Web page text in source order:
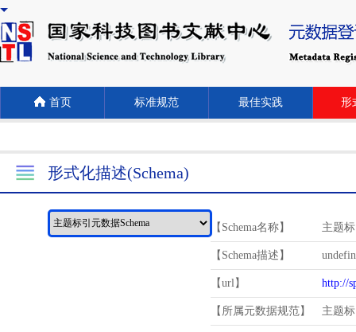
首页 标准规范 最佳实践 形
形式化描述(Schema)
【Schema名称】 主题
【Schema描述】
【url】 http://
【所属元数据规范】 主题